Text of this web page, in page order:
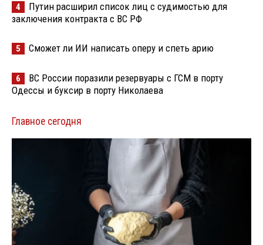
4
Путин расширил список лиц с судимостью для
заключения контракта с ВС РФ
5 Сможет ли ИИ написать оперу и спеть арию
6
ВС России поразили резервуары с ГСМ в порту
Одессы и буксир в порту Николаева
Главное сегодня